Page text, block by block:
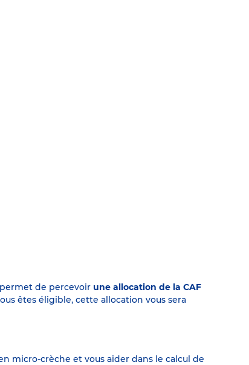
de percevoir une allocation de la CAF
êtes éligible, cette allocation vous sera
micro-crèche et vous aider dans le calcul de